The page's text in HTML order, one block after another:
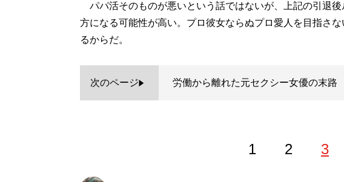
パパ活そのものが悪いという話ではないが、上記の引退
方になる可能性が高い。プロ彼女ならぬプロ愛人を目指さ
るからだ。
次のページ 労働から離れた元セクシー女優の末路
1 2 3